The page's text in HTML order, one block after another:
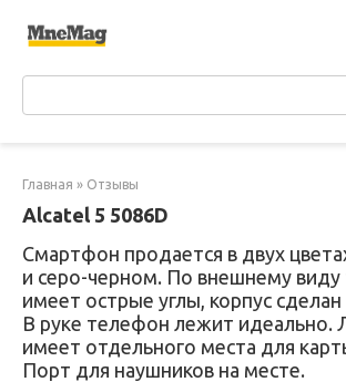
Главная » Отзывы
Alcatel 5 5086D
Смартфон продается в двух
и серо-черном. По внешнему
имеет острые углы, корпус сделан
В руке телефон лежит идеально.
имеет отдельного места для
Порт для наушников на месте.